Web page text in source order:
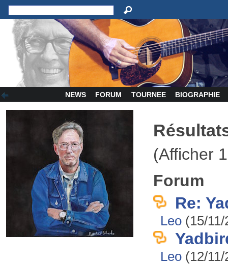
NEWS FORUM TOURNEE BIOGRAPHIE
(Afficher
Forum
Re:
Leo (15/
Leo (12/